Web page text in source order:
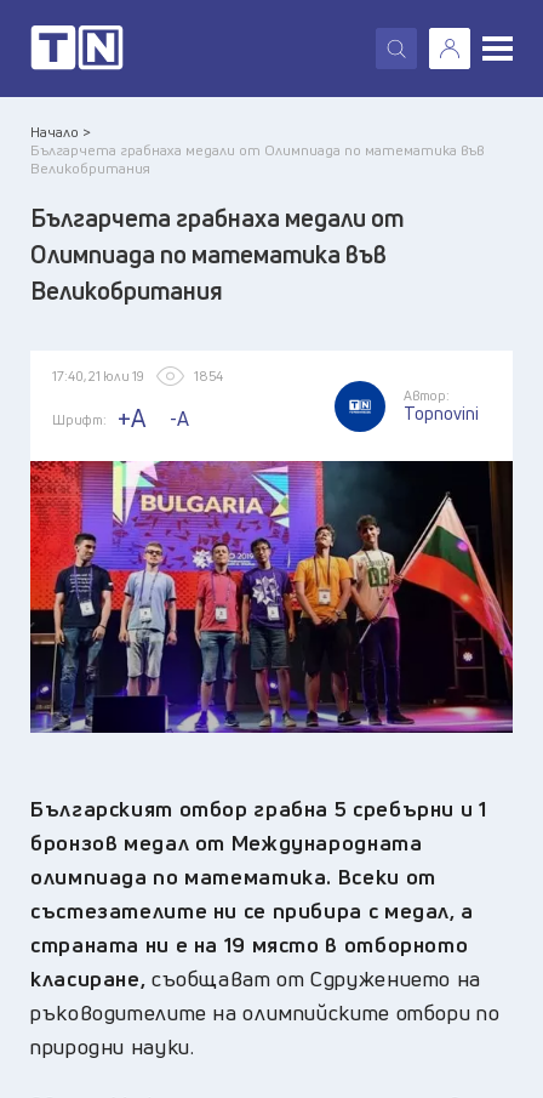
X
Начало >
Българчета грабнаха медали от Олимпиада по математика във
Великобритания
Българчета грабнаха медали от
Олимпиада по математика във
Великобритания
17:40, 21 юли 19 1854
Шрифт: +A -A
Автор:
Topnovini
Българският отбор грабна 5 сребърни и 1
бронзов медал от Международната
олимпиада по математика. Всеки от
състезателите ни се прибира с медал, а
страната ни е на 19 място в отборното
класиране, съобщават от Сдружението на
ръководителите на олимпийските отбори по
природни науки.